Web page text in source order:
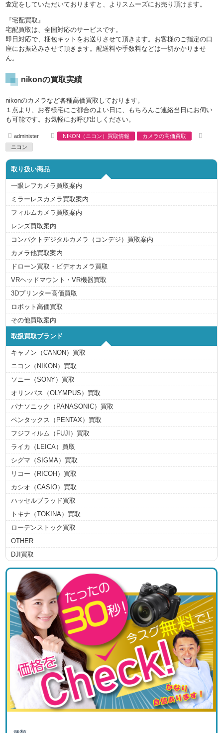
査定をしていただいておりますと、よりスムーズにお売り頂けます。
『宅配買取』
宅配買取は、全国対応のサービスです。
即日対応で、梱包キットをお送りさせて頂きます。お客様のご指定の口
座にお振込みさせて頂きます。配送料や手数料などは一切かかりませ
ん。
nikonの買取実績
nikonのカメラなど各種高価買取しております。
１点より、お客様宅にご都合のよい日に、もちろんご連絡当日にお伺い
も可能です。お気軽にお呼び出しください。
A
u
t
h
o
r
administer
C
a
g
i
e
s
NIKON（ニコン）買取情報 カメラの高価買取
ニコン
取り扱い商品
一眼レフカメラ買取案内
ミラーレスカメラ買取案内
フィルムカメラ買取案内
レンズ買取案内
コンパクトデジタルカメラ（コンデジ）買取案内
カメラ他買取案内
ドローン買取・ビデオカメラ買取
VRヘッドマウント・VR機器買取
3Dプリンター高価買取
ロボット高価買取
その他買取案内
取扱買取ブランド
キャノン（CANON）買取
ニコン（NIKON）買取
ソニー（SONY）買取
オリンパス（OLYMPUS）買取
パナソニック（PANASONIC）買取
ペンタックス（PENTAX）買取
フジフィルム（FUJI）買取
ライカ（LEICA）買取
シグマ（SIGMA）買取
リコー（RICOH）買取
カシオ（CASIO）買取
ハッセルブラッド買取
トキナ（TOKINA）買取
ローデンストック買取
OTHER
DJI買取